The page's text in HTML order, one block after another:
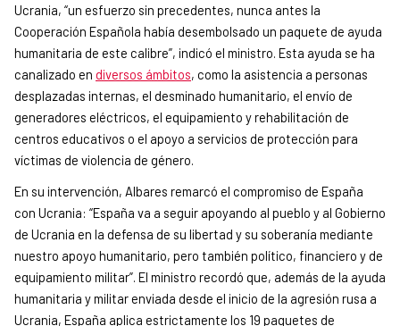
Ucrania, “un esfuerzo sin precedentes, nunca antes la
Cooperación Española había desembolsado un paquete de ayuda
humanitaria de este calibre”, indicó el ministro. Esta ayuda se ha
canalizado en diversos ámbitos, como la asistencia a personas
desplazadas internas, el desminado humanitario, el envío de
generadores eléctricos, el equipamiento y rehabilitación de
centros educativos o el apoyo a servicios de protección para
víctimas de violencia de género.
En su intervención, Albares remarcó el compromiso de España
con Ucrania: “España va a seguir apoyando al pueblo y al Gobierno
de Ucrania en la defensa de su libertad y su soberanía mediante
nuestro apoyo humanitario, pero también político, financiero y de
equipamiento militar”. El ministro recordó que, además de la ayuda
humanitaria y militar enviada desde el inicio de la agresión rusa a
Ucrania, España aplica estrictamente los 19 paquetes de